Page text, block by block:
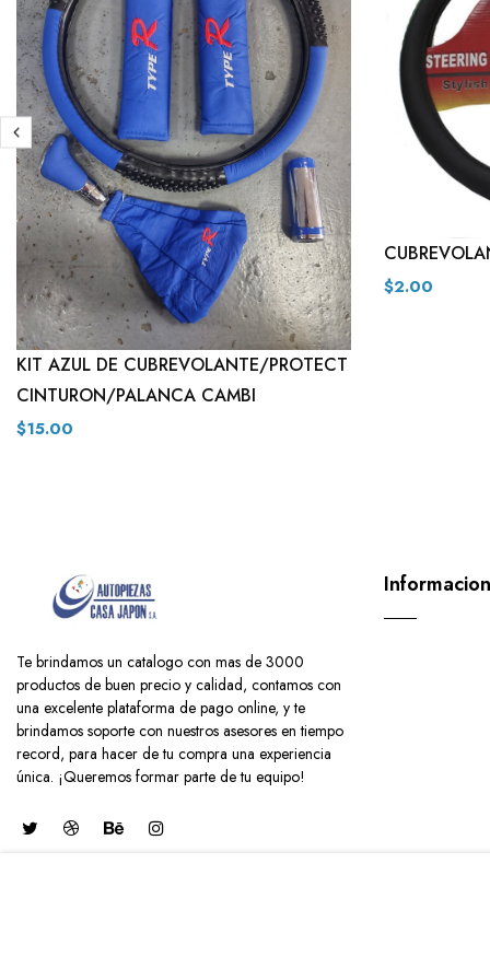
KIT AZUL DE CUBREVOLANTE/PROTECT
CINTURON/PALANCA CAMBI
$15.00
$2.00
Te brindamos un catalogo con mas de 3000
productos de buen precio y calidad, contamos con
una excelente plataforma de pago online, y te
brindamos soporte con nuestros asesores en tiempo
record, para hacer de tu compra una experiencia
única. ¡Queremos formar parte de tu equipo!
Informacion